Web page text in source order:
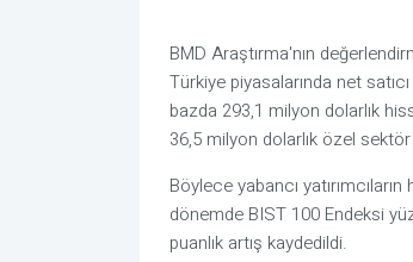
BMD Araştırma'nın
Türkiye piyasalarında net
bazda 293,1 milyon dolarlık
36,5 milyon dolarlık özel
Böylece yabancı
dönemde BIST 100 Endeksi
puanlık artış kaydedildi.